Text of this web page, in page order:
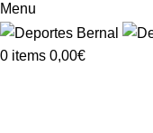
Menu
0 items 0,00€